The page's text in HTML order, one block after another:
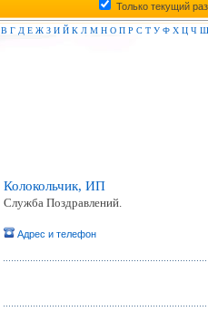
Только текущий
В Г Д Е Ж З И Й К Л М Н О П Р С Т У Ф Х Ц Ч Ш
Колокольчик, ИП
Служба Поздравлений.
Адрес и телефон